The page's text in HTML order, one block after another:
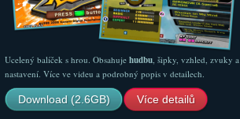
Ucelený balíček s hrou. Obsahuje hudbu, šipky, vzhled, zvuky a
nastavení. Více ve videu a podrobný popis v detailech.
Download (2.6GB) Více detailů